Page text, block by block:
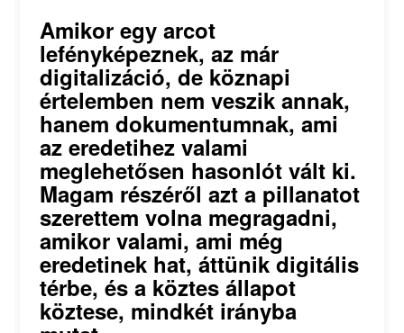
Amikor egy arcot
lefényképeznek, az már
digitalizáció, de köznapi
értelemben nem veszik annak,
hanem dokumentumnak, ami
az eredetihez valami
meglehetősen hasonlót vált ki.
Magam részéről azt a pillanatot
szerettem volna megragadni,
amikor valami, ami még
eredetinek hat, áttünik digitális
térbe, és a köztes állapot
köztese, mindkét irányba